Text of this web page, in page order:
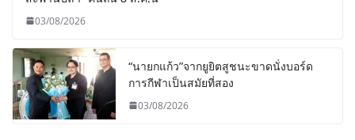
03/08/2026
“นายกแก้ว”จากยูยิตสูชนะขาดนั่งบอร์ด
การกีฬาเป็นสมัยที่สอง
03/08/2026